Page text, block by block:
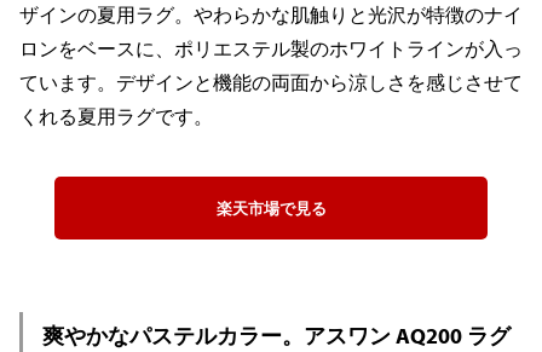
ザインの夏用ラグ。やわらかな肌触りと光沢が特徴のナイ
ロンをベースに、ポリエステル製のホワイトラインが入っ
ています。デザインと機能の両面から涼しさを感じさせて
くれる夏用ラグです。
楽天市場で見る
爽やかなパステルカラー。アスワン AQ200 ラグ